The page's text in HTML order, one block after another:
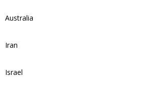
Australia
Iran
Israel